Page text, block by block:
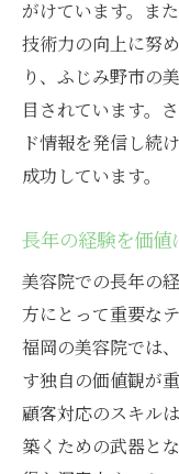
がけています。ま
技術力の向上に努
り、ふじみ野市の
目されています。
ド情報を発信し続
成功しています。
長年の経験を価値
美容院での長年の
方にとって重要な
福岡の美容院では
す独自の価値観が
顧客対応のスキル
築くための武器と